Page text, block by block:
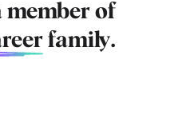
member of
family.